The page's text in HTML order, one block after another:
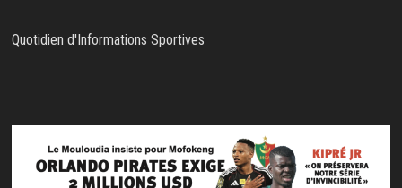
Quotidien d'Informations Sportives